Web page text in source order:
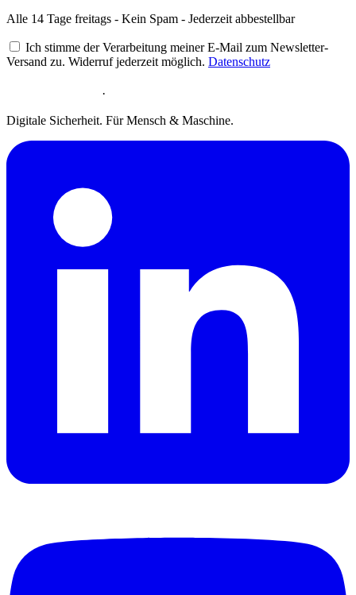
Alle 14 Tage freitags - Kein Spam - Jederzeit abbestellbar
Ich stimme der Verarbeitung meiner E-Mail zum Newsletter-
Versand zu. Widerruf jederzeit möglich. Datenschutz
·
Digitale Sicherheit. Für Mensch & Maschine.